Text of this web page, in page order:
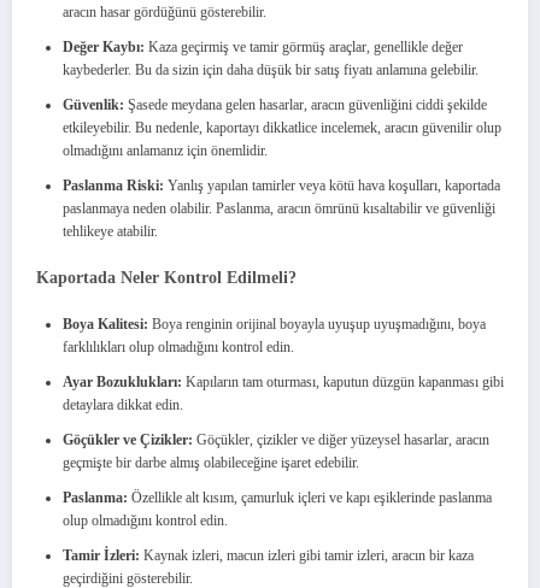
aracın hasar gördüğünü gösterebilir.
Değer Kaybı: Kaza geçirmiş ve tamir görmüş araçlar, genellikle değer
kaybederler. Bu da sizin için daha düşük bir satış fiyatı anlamına gelebilir.
Güvenlik: Şasede meydana gelen hasarlar, aracın güvenliğini ciddi şekilde
etkileyebilir. Bu nedenle, kaportayı dikkatlice incelemek, aracın güvenilir olup
olmadığını anlamanız için önemlidir.
Paslanma Riski: Yanlış yapılan tamirler veya kötü hava koşulları, kaportada
paslanmaya neden olabilir. Paslanma, aracın ömrünü kısaltabilir ve güvenliği
tehlikeye atabilir.
Kaportada Neler Kontrol Edilmeli?
Boya Kalitesi: Boya renginin orijinal boyayla uyuşup uyuşmadığını, boya
farklılıkları olup olmadığını kontrol edin.
Ayar Bozuklukları: Kapıların tam oturması, kaputun düzgün kapanması gibi
detaylara dikkat edin.
Göçükler ve Çizikler: Göçükler, çizikler ve diğer yüzeysel hasarlar, aracın
geçmişte bir darbe almış olabileceğine işaret edebilir.
Paslanma: Özellikle alt kısım, çamurluk içleri ve kapı eşiklerinde paslanma
olup olmadığını kontrol edin.
Tamir İzleri: Kaynak izleri, macun izleri gibi tamir izleri, aracın bir kaza
geçirdiğini gösterebilir.